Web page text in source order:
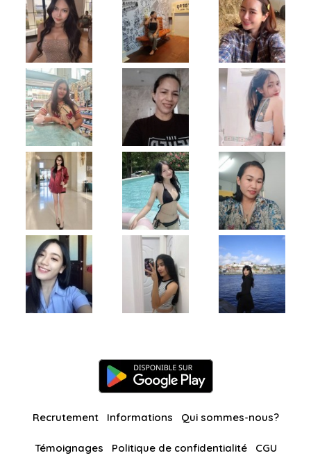
Recrutement Informations Qui sommes-nous?
Témoignages Politique de confidentialité CGU